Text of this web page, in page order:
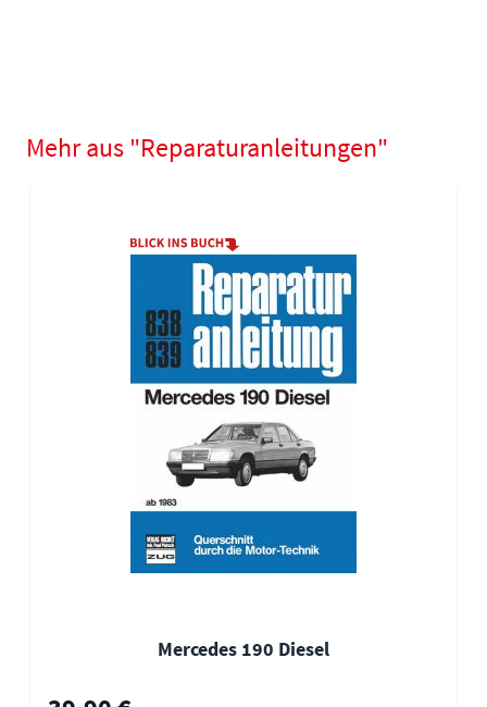
Mehr aus "Reparaturanleitungen"
Mercedes 190 Diesel